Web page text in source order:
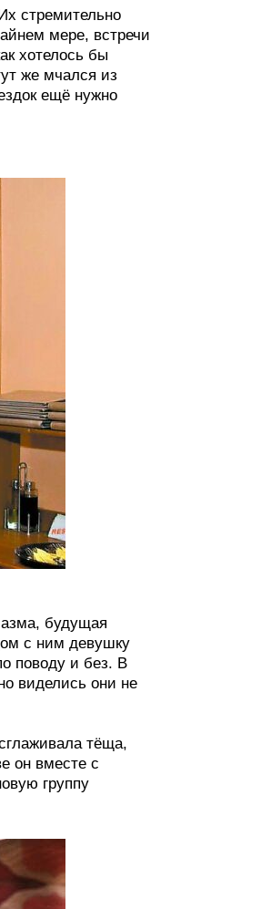
стремительно
мере, встречи
хотелось бы
же мчался из
ещё нужно
будущая
с ним девушку
поводу и без. В
виделись они не
тёща,
он вместе с
группу